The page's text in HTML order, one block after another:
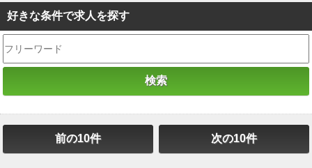
好きな条件で求人を探す
前の10件 次の10件